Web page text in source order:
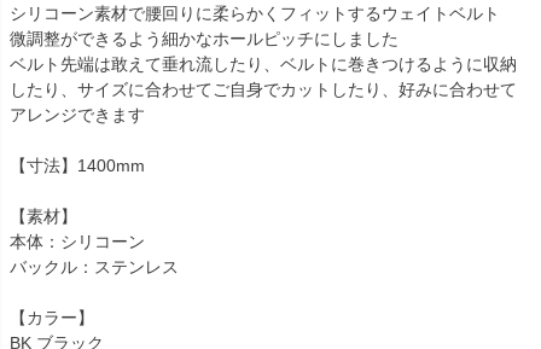
シリコーン素材で腰回りに柔らかくフィットするウェイトベルト
微調整ができるよう細かなホールピッチにしました
ベルト先端は敢えて垂れ流したり、ベルトに巻きつけるように収納
したり、サイズに合わせてご自身でカットしたり、好みに合わせて
アレンジできます
【寸法】1400mm
【素材】
本体：シリコーン
バックル：ステンレス
【カラー】
BK ブラック